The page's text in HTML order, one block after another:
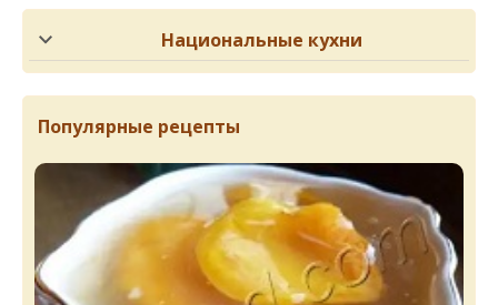
Национальные кухни
Популярные рецепты